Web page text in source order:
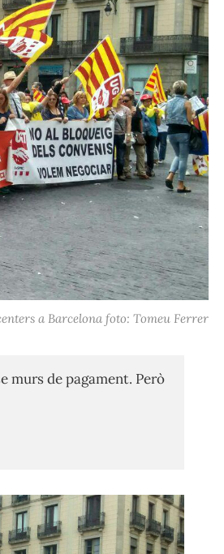
a Barcelona foto: Tomeu Ferrer
murs de pagament. Però